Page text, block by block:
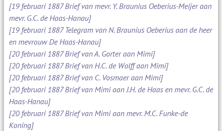
[19 februari 1887 Brief van mevr. Y. Braunius Oeberius-Meijer aan
mevr. G.C. de Haas-Hanau]
[19 februari 1887 Telegram van N. Braunius Oeberius aan de heer
en mevrouw De Haas-Hanau]
[20 februari 1887 Brief van A. Gorter aan Mimi]
[20 februari 1887 Brief van H.C. de Wolff aan Mimi]
[20 februari 1887 Brief van C. Vosmaer aan Mimi]
[20 februari 1887 Brief van Mimi aan J.H. de Haas en mevr. G.C. de
Haas-Hanau]
[20 februari 1887 Brief van Mimi aan mevr. M.C. Funke-de
Koning]